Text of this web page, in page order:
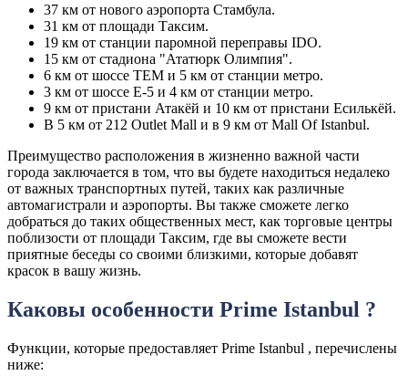
37 км от нового аэропорта Стамбула.
31 км от площади Таксим.
19 км от станции паромной переправы IDO.
15 км от стадиона "Ататюрк Олимпия".
6 км от шоссе TEM и 5 км от станции метро.
3 км от шоссе E-5 и 4 км от станции метро.
9 км от пристани Атакёй и 10 км от пристани Есилькёй.
В 5 км от 212 Outlet Mall и в 9 км от Mall Of Istanbul.
Преимущество расположения в жизненно важной части
города заключается в том, что вы будете находиться недалеко
от важных транспортных путей, таких как различные
автомагистрали и аэропорты. Вы также сможете легко
добраться до таких общественных мест, как торговые центры
поблизости от площади Таксим, где вы сможете вести
приятные беседы со своими близкими, которые добавят
красок в вашу жизнь.
Каковы особенности Prime Istanbul ?
Функции, которые предоставляет Prime Istanbul , перечислены
ниже: